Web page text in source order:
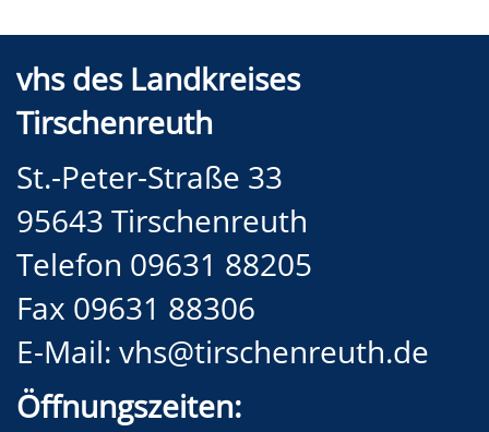
vhs des Landkreises
Tirschenreuth
St.-Peter-Straße 33
95643 Tirschenreuth
Telefon 09631 88205
Fax 09631 88306
E-Mail: vhs@tirschenreuth.de
Öffnungszeiten: